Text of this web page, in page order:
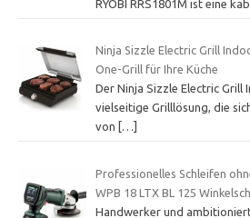
RYOBI RRS1801M ist eine
Ninja Sizzle Electric Grill
One-Grill für Ihre Küche
Der Ninja Sizzle Electric Grill
vielseitige Grilllösung, die
von
[…]
Professionelles Schleifen
WPB 18 LTX BL 125
Handwerker und